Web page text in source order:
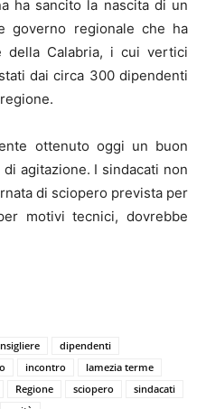
ha sancito la nascita di un
governo regionale che ha
della Calabria, i cui vertici
dai circa 300 dipendenti
ottenuto oggi un buon
agitazione. I sindacati non
di sciopero prevista per
motivi tecnici, dovrebbe
dipendenti
incontro
lamezia terme
Regione sciopero
sindacati